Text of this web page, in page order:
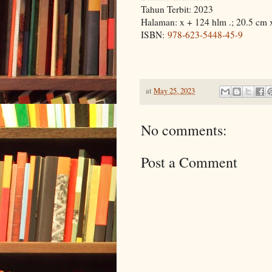
Tahun Terbit: 2023
Halaman: x + 124 hlm .; 20.5 cm
ISBN: 978-623-5448-45-9
at May 25, 2023
No comments:
Post a Comment